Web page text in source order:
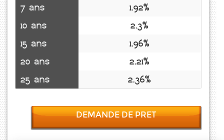
7 ans
1.92%
10 ans
2.3%
15 ans
1.96%
20 ans
2.21%
25 ans
2.36%
DEMANDE DE PRET